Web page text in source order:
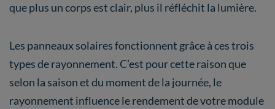
que plus un corps est clair, plus il réfléchit la lumière.
Les panneaux solaires fonctionnent grâce à ces trois
types de rayonnement. C’est pour cette raison que
selon la saison et du moment de la journée, le
rayonnement influence le rendement de votre module